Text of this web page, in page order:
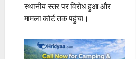
स्थानीय स्तर पर विरोध हुआ और
मामला कोर्ट तक पहुंचा।